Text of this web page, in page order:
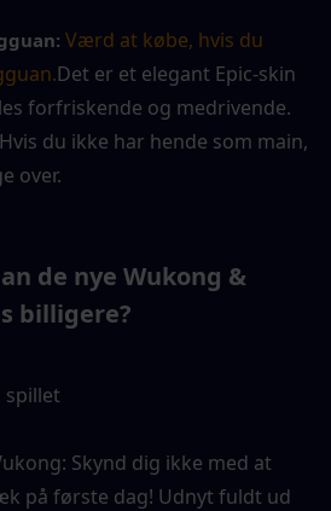
Værd at købe, hvis du
Det er et elegant Epic-skin
forfriskende og medrivende.
du ikke har hende som main,
over.
de nye Wukong &
billigere?
spillet
Skynd dig ikke med at
på første dag! Udnyt fuldt ud